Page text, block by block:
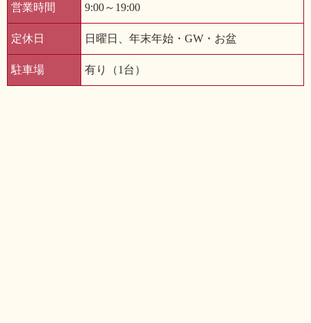
営業時間 9:00～19:00
定休日 日曜日、年末年始・GW・お盆
駐車場 有り（1台）